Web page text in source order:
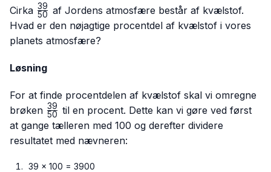
Cirka \frac{39}
{50}
50
39 af Jordens atmosfære består af kvælstof.
Hvad er den nøjagtige procentdel af kvælstof i vores
planets atmosfære?
Løsning
For at finde procentdelen af kvælstof skal vi omregne
brøken \frac{39}
{50}
50
39 til en procent. Dette kan vi gøre ved først
at gange tælleren med 100 og derefter dividere
resultatet med nævneren:
39 × 100 = 3900